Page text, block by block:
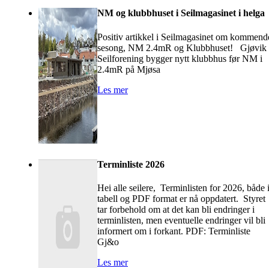
NM og klubbhuset i Seilmagasinet i helga
Positiv artikkel i Seilmagasinet om
sesong, NM 2.4mR og Klubbhuset! Gjøvik
Seilforening bygger nytt klubbhus før NM i
2.4mR på Mjøsa
Les mer
Terminliste 2026
Hei alle seilere, Terminlisten for 2026, både i
tabell og PDF format er nå oppdatert. Styret
tar forbehold om at det kan bli endringer i
terminlisten, men eventuelle endringer vil bli
informert om i forkant. PDF: Terminliste
Gj&o
Les mer